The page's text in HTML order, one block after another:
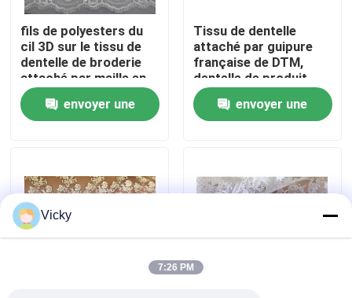
Contrôle de qualité
Contactez-nous
Exhibition Information
tissu brodé de dentelle
fils de polyesters du
cil 3D sur le tissu de
dentelle de broderie
attaché par maille en
nylon pour nuptiale
envoyer une
Tissu de dentelle
attaché par guipure
française de DTM,
dentelle de produit
chimique du polyester
100
envoyer une
Vicky
7:26 PM